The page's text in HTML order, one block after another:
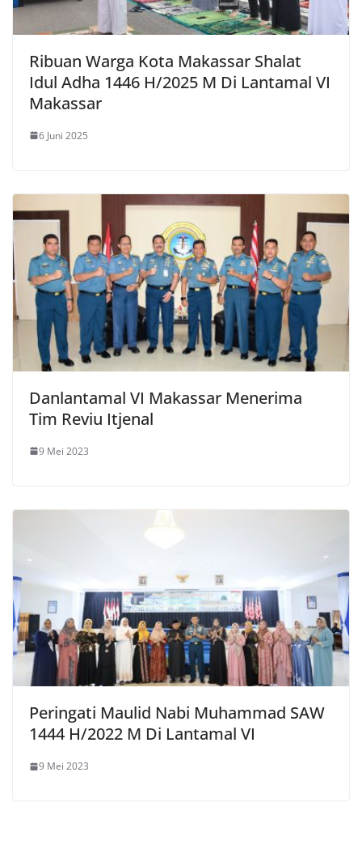
Ribuan Warga Kota Makassar Shalat
Idul Adha 1446 H/2025 M Di Lantamal VI
Makassar
6 Juni 2025
Danlantamal VI Makassar Menerima
Tim Reviu Itjenal
9 Mei 2023
Peringati Maulid Nabi Muhammad SAW
1444 H/2022 M Di Lantamal VI
9 Mei 2023